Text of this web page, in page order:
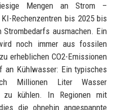
Mengen an Strom –
Rechenzentren bis 2025 bis
ausmachen. Ein
noch immer aus fossilen
erheblichen CO2-Emissionen
an Kühlwasser: Ein typisches
Millionen Liter Wasser
zu kühlen. In Regionen mit
die ohnehin angespannte